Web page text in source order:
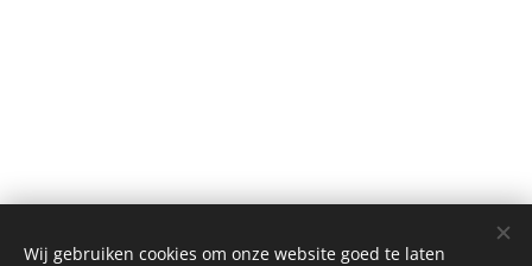
Wij gebruiken cookies om onze website goed te laten